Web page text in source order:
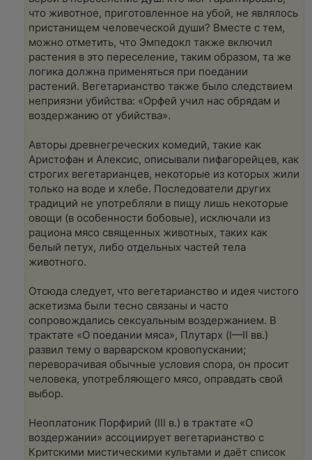
что животное, приготовленное на убой, не являлось
пристанищем человеческой души? Вместе с тем,
можно отметить, что Эмпедокл также включил
растения в это переселение, таким образом, та же
логика должна применяться при поедании
растений. Вегетарианство также было следствием
неприязни убийства: «Орфей учил нас обрядам и
воздержанию от убийства».
Авторы древнегреческих комедий, такие как
Аристофан и Алексис, описывали пифагорейцев, как
строгих вегетарианцев, некоторые из которых жили
только на воде и хлебе. Последователи других
традиций не употребляли в пищу лишь некоторые
овощи (в особенности бобовые), исключали из
рациона мясо священных животных, таких как
белый петух, либо отдельных частей тела
животного.
Отсюда следует, что вегетарианство и идея чистого
аскетизма были тесно связаны и часто
сопровождались сексуальным воздержанием. В
трактате «О поедании мяса», Плутарх (I—II вв.)
развил тему о варварском кровопускании;
переворачивая обычные условия спора, он просит
человека, употребляющего мясо, оправдать свой
выбор.
Неоплатоник Порфирий (III в.) в трактате «О
воздержании» ассоциирует вегетарианство с
Критскими мистическими культами и даёт список